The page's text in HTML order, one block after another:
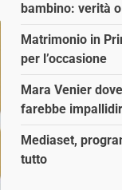
bambino: verità
Matrimonio in
per l’occasione
Mara Venier
farebbe
Mediaset,
tutto